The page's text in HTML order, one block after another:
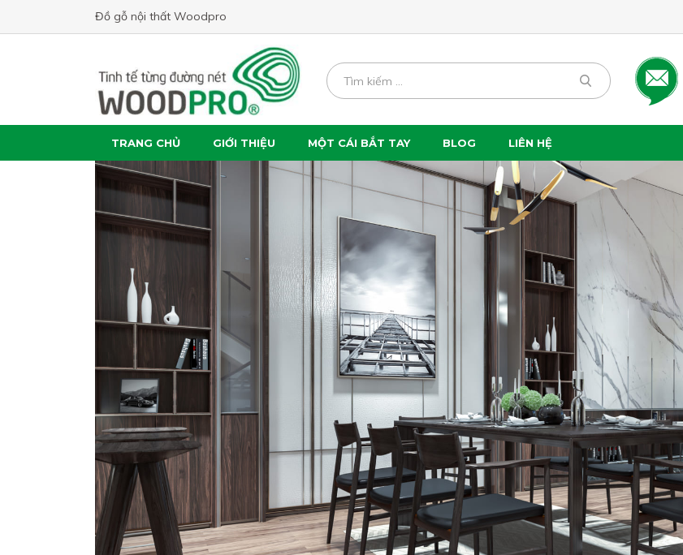
Đồ gỗ nội thất Woodpro
TRANG CHỦ GIỚI THIỆU MỘT CÁI BẮT TAY BLOG LIÊN HỆ